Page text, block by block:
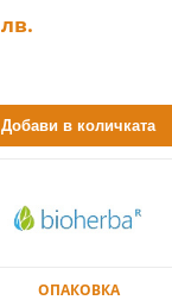
лв.
Добави в количката
ОПАКОВКА